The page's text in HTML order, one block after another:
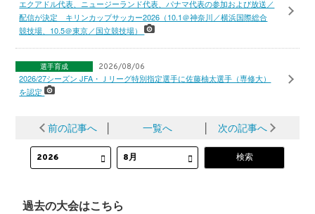
エクアドル代表、ニュージーランド代表、パナマ代表の参加および放送／
配信が決定 キリンカップサッカー2026（10.1＠神奈川／横浜国際総合
競技場、10.5＠東京／国立競技場）
選手育成 2026/08/06
2026/27シーズン JFA・Ｊリーグ特別指定選手に佐藤柚太選手（専修大）
を認定
前の記事へ │ 一覧へ │ 次の記事へ
過去の大会はこちら